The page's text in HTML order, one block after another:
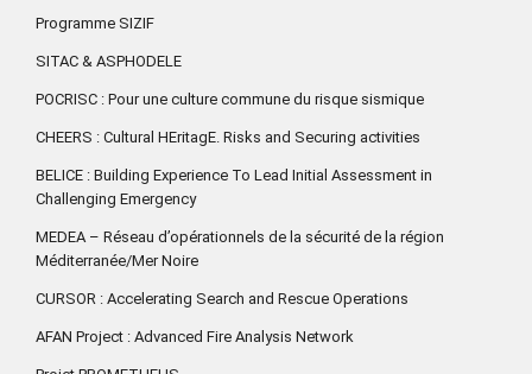
Programme SIZIF
SITAC & ASPHODELE
POCRISC : Pour une culture commune du risque sismique
CHEERS : Cultural HEritagE. Risks and Securing activities
BELICE : Building Experience To Lead Initial Assessment in
Challenging Emergency
MEDEA – Réseau d’opérationnels de la sécurité de la région
Méditerranée/Mer Noire
CURSOR : Accelerating Search and Rescue Operations
AFAN Project : Advanced Fire Analysis Network